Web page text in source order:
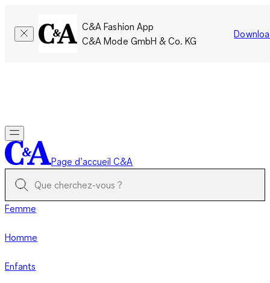
C&A Fashion App
C&A Mode GmbH & Co. KG
Page d’accueil C&A
Femme
Homme
Enfants